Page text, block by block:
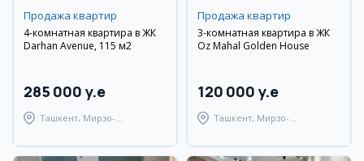
Продажа квартир
4-комнатная квартира в ЖК
Darhan Avenue, 115 м2
285 000 y.e
Ташкент, Мирзо-
Продажа квартир
3-комнатная квартира в ЖК
Oz Mahal Golden House
120 000 y.e
Ташкент, Мирзо-